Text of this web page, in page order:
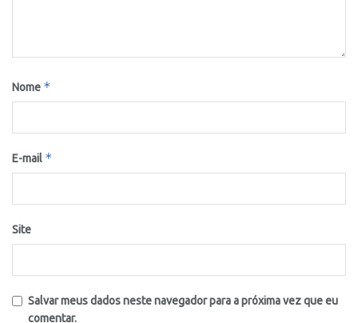
Nome *
E-mail *
Site
Salvar meus dados neste navegador para a próxima vez que eu
comentar.